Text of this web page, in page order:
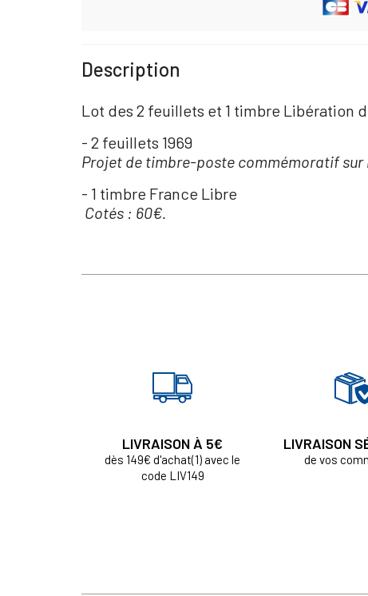
Description
Lot des 2 feuillets et 1 timbre Libération
- 2 feuillets 1969
Projet de timbre-poste commémoratif sur
- 1 timbre France Libre
Cotés : 60€.
LIVRAISON À 5€
dès 149€ d'achat(1) avec le
code LIV149
LIVRAISON
de vos